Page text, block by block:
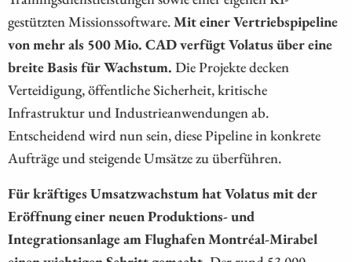
gestützten Missionssoftware.Mit einer Vertriebspipeline
von mehr als 500 Mio. CAD verfügt Volatus über eine
breite Basis für Wachstum. Die Projekte decken
Verteidigung, öffentliche Sicherheit, kritische
Infrastruktur und Industrieanwendungen ab.
Entscheidend wird nun sein, diese Pipeline in konkrete
Aufträge und steigende Umsätze zu überführen.
Für kräftiges Umsatzwachstum hat Volatus mit der
Eröffnung einer neuen Produktions- und
Integrationsanlage am Flughafen Montréal-Mirabel